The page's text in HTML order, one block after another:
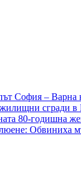
София –
жилищни сгради
80-годишна
Обвиниха